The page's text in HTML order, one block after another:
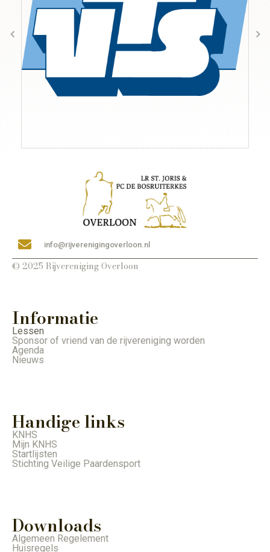
info@rijverenigingoverloon.nl
© 2025 Rijvereniging Overloon
Informatie
Lessen
Sponsor of vriend van de rijvereniging worden
Agenda
Nieuws
Handige links
KNHS
Mijn KNHS
Startlijsten
Stichting Veilige Paardensport
Downloads
Algemeen Regelement
Huisregels